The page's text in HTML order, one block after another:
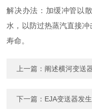
解决办法：加缓冲管以
水，以防过热蒸汽直接
寿命。
上一篇： 阐述横河变送
下一篇： EJA变送器发